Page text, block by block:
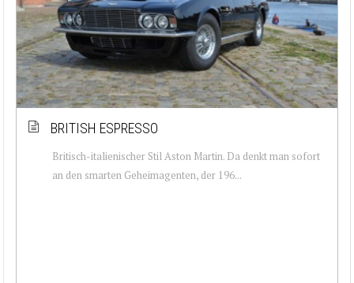
BRITISH ESPRESSO
Britisch-italienischer Stil Aston Martin. Da denkt man sofort
an den smarten Geheimagenten, der 196...